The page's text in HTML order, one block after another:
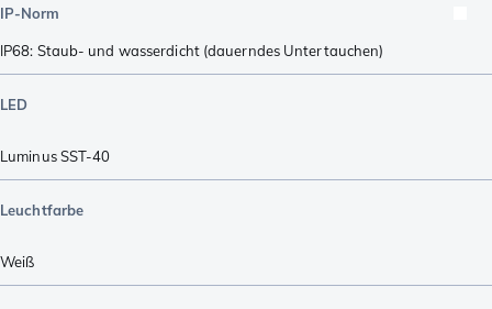
IP-Norm
IP68: Staub- und wasserdicht (dauerndes Untertauchen)
LED
Luminus SST-40
Leuchtfarbe
Weiß